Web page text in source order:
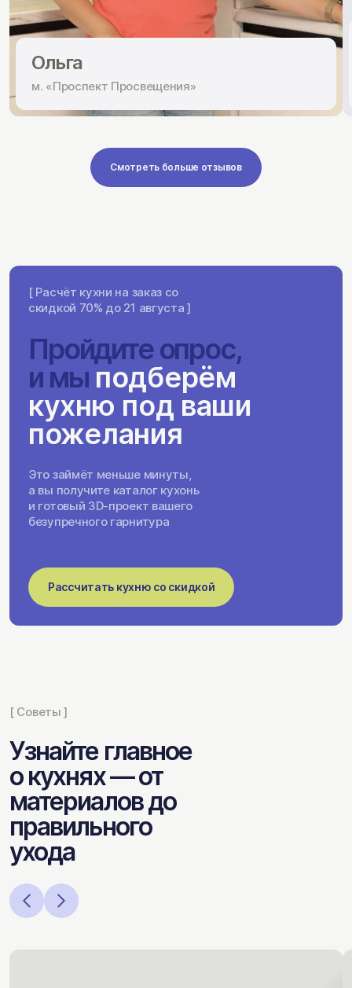
Ольга
м. «Проспект Просвещения»
Смотреть больше отзывов
[ Расчёт кухни на заказ со
скидкой 70% до 21 августа ]
Пройдите опрос,
и мыподберём
кухню под ваши
пожелания
Это займёт меньше минуты,
а вы получите каталог кухонь
и готовый 3D-проект вашего
безупречного гарнитура
Рассчитать кухню со скидкой
[ Советы ]
Узнайте главное
о кухнях — от
материалов до
правильного
ухода